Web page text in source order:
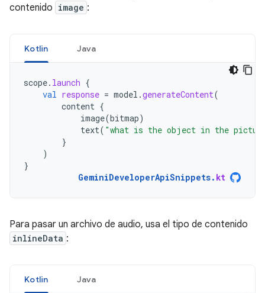
contenido image :
Kotlin Java
scope. launch {
val response = model .generateContent(
content {
image(bitmap)
text( "what is the object in the
}
)
}
GeminiDeveloperApiSnippets. kt
Para pasar un archivo de audio, usa el tipo de contenido
inlineData :
Kotlin Java